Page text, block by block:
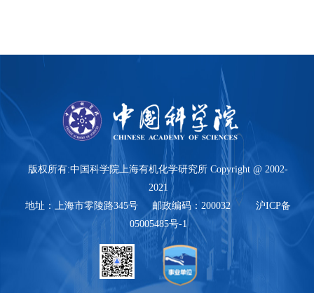
版权所有:中国科学院上海有机化学研究所 Copyright @ 2002-
2021
地址：上海市零陵路345号 邮政编码：200032 沪ICP备
05005485号-1